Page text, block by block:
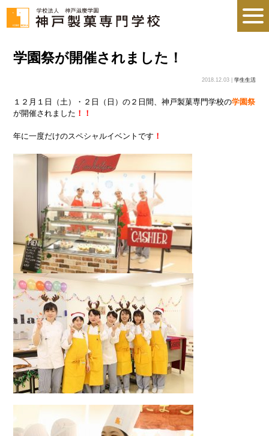
学園祭が開催されました！
2018.12.03 | 学生生活
１２月１日（土）・２日（日）の２日間、神戸製菓専門学校の学園祭
が開催されました ！！
年に一度だけのスペシャルイベントです ！